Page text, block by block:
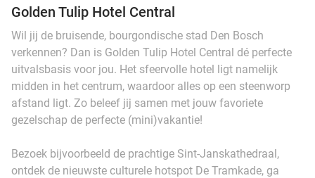
Golden Tulip Hotel Central
Wil jij de bruisende, bourgondische stad Den Bosch
verkennen? Dan is Golden Tulip Hotel Central dé perfecte
uitvalsbasis voor jou. Het sfeervolle hotel ligt namelijk
midden in het centrum, waardoor alles op een steenworp
afstand ligt. Zo beleef jij samen met jouw favoriete
gezelschap de perfecte (mini)vakantie!
Bezoek bijvoorbeeld de prachtige Sint-Janskathedraal,
ontdek de nieuwste culturele hotspot De Tramkade, ga